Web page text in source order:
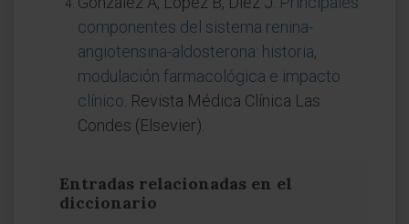
componentes del sistema renina-
angiotensina-aldosterona: historia,
modulación farmacológica e impacto
clínico . Revista Médica Clínica Las
Condes (Elsevier).
Entradas relacionadas en el
diccionario